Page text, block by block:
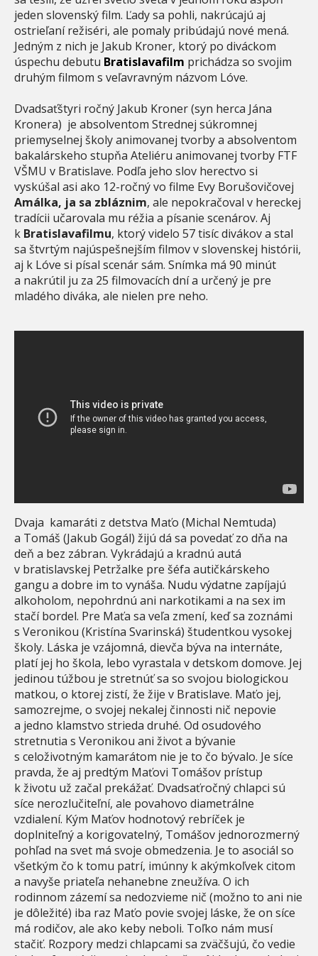
jeden slovenský film. Ľady sa pohli, nakrúcajú aj
ostrieľaní režiséri, ale pomaly pribúdajú nové mená.
Jedným z nich je Jakub Kroner, ktorý po diváckom
úspechu debutu Bratislavafilm prichádza so svojim
druhým filmom s veľavravným názvom Lóve.
Dvadsaťštyri ročný Jakub Kroner (syn herca Jána
Kronera) je absolventom Strednej súkromnej
priemyselnej školy animovanej tvorby a absolventom
bakalárskeho stupňa Ateliéru animovanej tvorby FTF
VŠMU v Bratislave. Podľa jeho slov herectvo si
vyskúšal asi ako 12-ročný vo filme Evy Borušovičovej
Amálka, ja sa zbláznim, ale nepokračoval v hereckej
tradícii učarovala mu réžia a písanie scenárov. Aj
k Bratislavafilmu, ktorý videlo 57 tisíc divákov a stal
sa štvrtým najúspešnejším filmov v slovenskej histórii,
aj k Lóve si písal scenár sám. Snímka má 90 minút
a nakrútil ju za 25 filmovacích dní a určený je pre
mladého diváka, ale nielen pre neho.
Dvaja kamaráti z detstva Maťo (Michal Nemtuda)
a Tomáš (Jakub Gogál) žijú dá sa povedať zo dňa na
deň a bez zábran. Vykrádajú a kradnú autá
v bratislavskej Petržalke pre šéfa autičkárskeho
gangu a dobre im to vynáša. Nudu výdatne zapíjajú
alkoholom, nepohrdnú ani narkotikami a na sex im
stačí bordel. Pre Maťa sa veľa zmení, keď sa zoznámi
s Veronikou (Kristína Svarinská) študentkou vysokej
školy. Láska je vzájomná, dievča býva na internáte,
platí jej ho škola, lebo vyrastala v detskom domove. Jej
jedinou túžbou je stretnúť sa so svojou biologickou
matkou, o ktorej zistí, že žije v Bratislave. Maťo jej,
samozrejme, o svojej nekalej činnosti nič nepovie
a jedno klamstvo strieda druhé. Od osudového
stretnutia s Veronikou ani život a bývanie
s celoživotným kamarátom nie je to čo bývalo. Je síce
pravda, že aj predtým Maťovi Tomášov prístup
k životu už začal prekážať. Dvadsaťročný chlapci sú
síce nerozlučiteľní, ale povahovo diametrálne
vzdialení. Kým Maťov hodnotový rebríček je
doplniteľný a korigovatelný, Tomášov jednorozmerný
pohľad na svet má svoje obmedzenia. Je to asociál so
všetkým čo k tomu patrí, imúnny k akýmkoľvek citom
a navyše priateľa nehanebne zneužíva. O ich
rodinnom zázemí sa nedozvieme nič (možno to ani nie
je dôležité) iba raz Maťo povie svojej láske, že on síce
má rodičov, ale ako keby neboli. Toľko nám musí
stačiť. Rozpory medzi chlapcami sa zväčšujú, čo vedie